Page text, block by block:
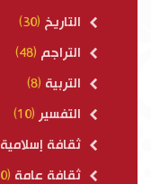
التاريخ (30)
التراجم (48)
التربية (8)
التفسير (10)
ثقافة إسلامية
ثقافة عامة (0)